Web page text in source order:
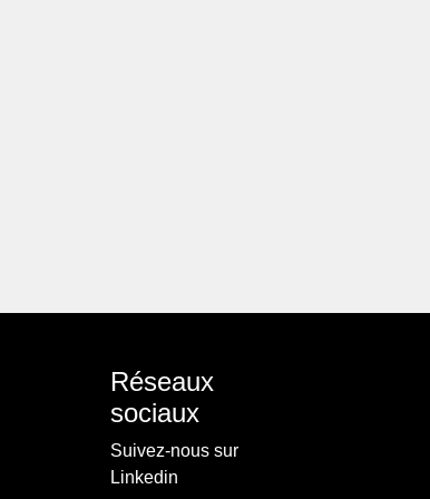
Réseaux
sociaux
Suivez-nous sur
Linkedin